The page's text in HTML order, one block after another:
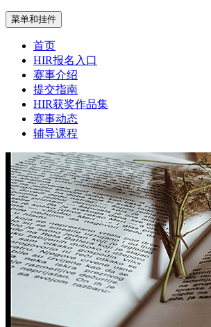
菜单和挂件
首页
HIR报名入口
赛事介绍
提交指南
HIR获奖作品集
赛事动态
辅导课程